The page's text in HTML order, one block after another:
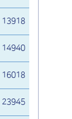
13918
14940
16018
23945